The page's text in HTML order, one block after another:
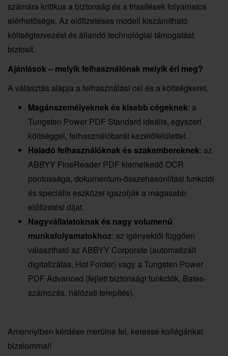
számára kritikus a biztonság és a frissítések folyamatos
elérhetősége. Az előfizetéses modell kiszámítható
költségtervezést és állandó technológiai támogatást
biztosít.
Ajánlások – melyik felhasználónak melyik éri meg?
A választás alapja a felhasználási cél és a költségkeret.
Magánszemélyeknek és kisebb cégeknek: a
Tungsten Power PDF Standard ideális, egyszeri
költséggel, felhasználóbarát kezelőfelülettel.
Haladó felhasználóknak és szakembereknek: az
ABBYY FineReader PDF kiemelkedő OCR
pontossága, dokumentum-összehasonlítási funkciói
és speciális eszközei igazolják a magasabb
előfizetési díjat.
Nagyvállalatoknak és nagy volumenű
munkafolyamatokhoz: az igényektől függően
választható az ABBYY Corporate (automatizált
digitalizálás, Hot Folder) vagy a Tungsten Power
PDF Advanced (fejlett biztonsági funkciók, Bates-
számozás, hálózati telepítés).
Amennyiben kérdése merülne fel, keresse kollégánkat
bizalommal!